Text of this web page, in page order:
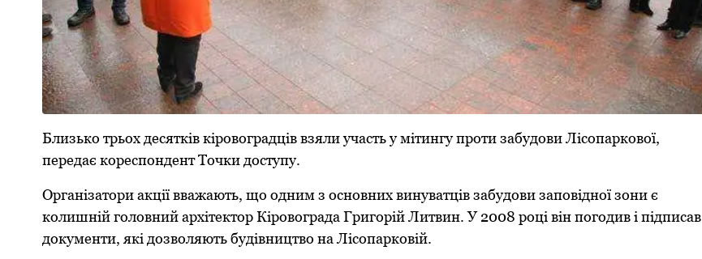
Близько трьох десятків кіровоградців взяли участь у мітингу проти забудови Лісопаркової,
передає кореспондент Точки доступу.
Організатори акції вважають, що одним з основних винуватців забудови заповідної зони є
колишній головний архітектор Кіровограда Григорій Литвин. У 2008 році він погодив і підписав
документи, які дозволяють будівництво на Лісопарковій.